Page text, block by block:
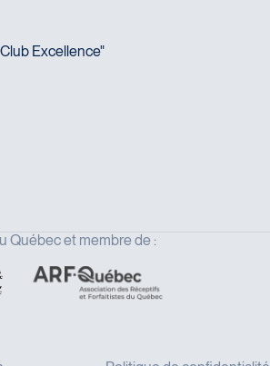
Québec et membre de :